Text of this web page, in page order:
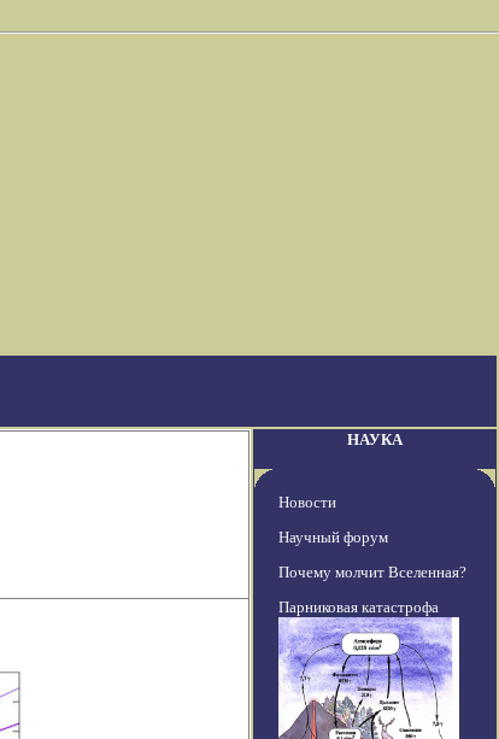
НАУКА
Новости
Научный форум
Почему молчит Вселенная?
Парниковая катастрофа